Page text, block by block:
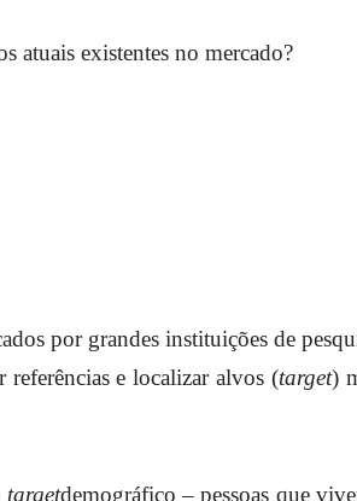
atuais existentes no mercado?
por grandes instituições de
referências e localizar alvos (target)
targetdemográfico – pessoas que